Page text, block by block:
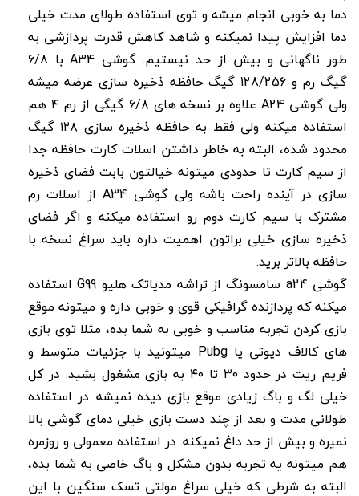
دما به خوبی انجام میشه و توی استفاده طولای مدت خیلی
دما افزایش پیدا نمیکنه و شاهد کاهش قدرت پردازشی به
طور ناگهانی و بیش از حد نیستیم. گوشی A34 با 6/8
گیگ رم و 128/256 گیگ حافظه ذخیره سازی عرضه میشه
ولی گوشی A24 علاوه بر نسخه های ۶/۸ گیگی از رم ۴ هم
استفاده میکنه ولی فقط به حافظه ذخیره سازی ۱۲۸ گیگ
محدود شده، البته به خاطر داشتن اسلات کارت حافظه جدا
از سیم کارت تا حدودی میتونه خیالتون بابت فضای ذخیره
سازی در آینده راحت باشه ولی گوشی A34 از اسلات رم
مشترک با سیم کارت دوم رو استفاده میکنه و اگر فضای
ذخیره سازی خیلی براتون اهمیت داره باید سراغ نسخه با
حافظه بالاتر برید.
گوشی a24 سامسونگ از تراشه مدیاتک هلیو G99 استفاده
میکنه که پردازنده گرافیکی قوی‌ و خوبی داره و میتونه موقع
بازی کردن تجربه مناسب و خوبی به شما بده، مثلا توی بازی
های کالاف دیوتی یا Pubg میتونید با جزئیات متوسط و
فریم ریت در حدود ۳۰ تا ۴۰ به بازی مشغول بشید. در کل
خیلی لگ و باگ زیادی موقع بازی دیده نمیشه. در استفاده
طولانی مدت و بعد از چند دست بازی خیلی دمای گوشی بالا
نمیره و بیش از حد داغ نمیکنه. در استفاده معمولی و روزمره
هم میتونه یه تجربه بدون مشکل و باگ خاصی به شما بده،
البته به شرطی که خیلی سراغ مولتی تسک سنگین با این